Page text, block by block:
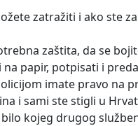
zatražiti i ako ste
zaštita, da se
papir, potpisati i
imate pravo na
i sami ste stigli u
kojeg drugog